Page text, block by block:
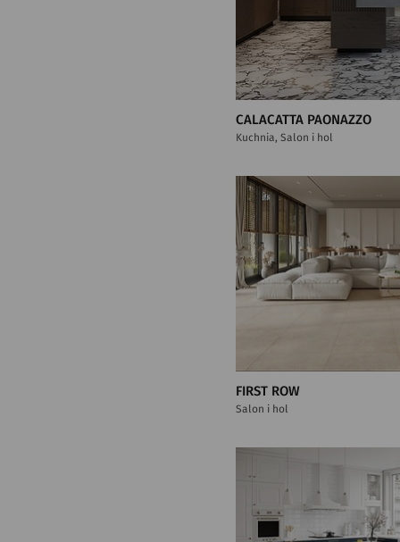
CALACATTA PAONAZZO
Kuchnia, Salon i hol
FIRST ROW
Salon i hol